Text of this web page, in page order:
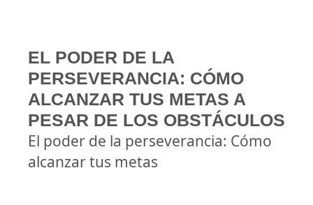
EL PODER DE LA
PERSEVERANCIA: CÓMO
ALCANZAR TUS METAS A
PESAR DE LOS OBSTÁCULOS
El poder de la perseverancia: Cómo
alcanzar tus metas